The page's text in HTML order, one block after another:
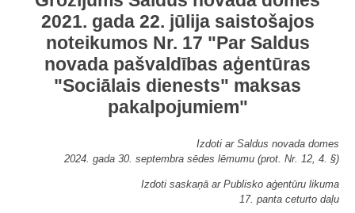
2021. gada 22. jūlija saistošajos
noteikumos Nr. 17 "Par Saldus
novada pašvaldības aģentūras
"Sociālais dienests" maksas
pakalpojumiem"
Izdoti ar Saldus novada domes
2024. gada 30. septembra sēdes lēmumu (prot. Nr. 12, 4. §)
Izdoti saskaņā ar Publisko aģentūru likuma
17. panta ceturto daļu